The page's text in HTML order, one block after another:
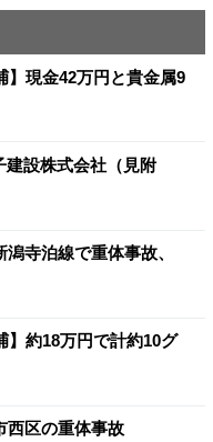
】現金42万円と貴金属9
建設株式会社（見附
寺泊線で重体事故、
】約18万円で計約10グ
西区の重体事故